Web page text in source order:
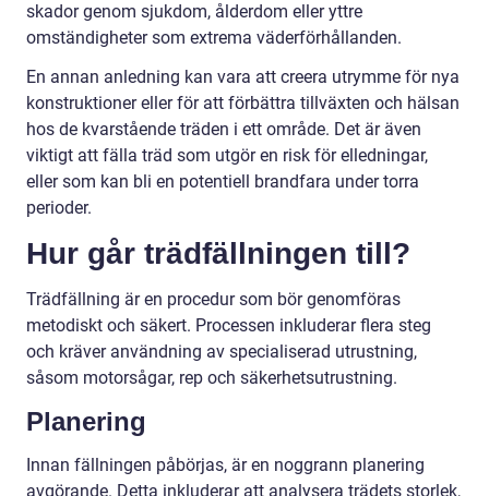
skador genom sjukdom, ålderdom eller yttre
omständigheter som extrema väderförhållanden.
En annan anledning kan vara att creera utrymme för nya
konstruktioner eller för att förbättra tillväxten och hälsan
hos de kvarstående träden i ett område. Det är även
viktigt att fälla träd som utgör en risk för elledningar,
eller som kan bli en potentiell brandfara under torra
perioder.
Hur går trädfällningen till?
Trädfällning är en procedur som bör genomföras
metodiskt och säkert. Processen inkluderar flera steg
och kräver användning av specialiserad utrustning,
såsom motorsågar, rep och säkerhetsutrustning.
Planering
Innan fällningen påbörjas, är en noggrann planering
avgörande. Detta inkluderar att analysera trädets storlek,